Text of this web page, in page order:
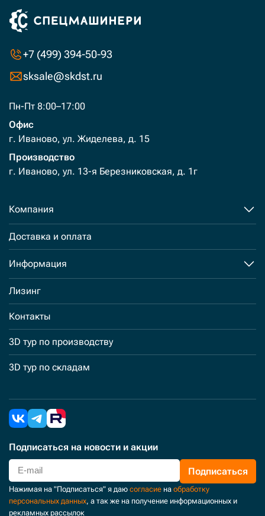
+7 (499) 394-50-93
sksale@skdst.ru
Пн-Пт 8:00–17:00
Офис
г. Иваново, ул. Жиделева, д. 15
Производство
г. Иваново, ул. 13-я Березниковская, д. 1г
Компания
Доставка и оплата
Информация
Лизинг
Контакты
3D тур по производству
3D тур по складам
Подписаться на новости и акции
Подписаться
Нажимая на "Подписаться" я даю согласие на обработку
персональных данных, а так же на получение информационных и
рекламных рассылок